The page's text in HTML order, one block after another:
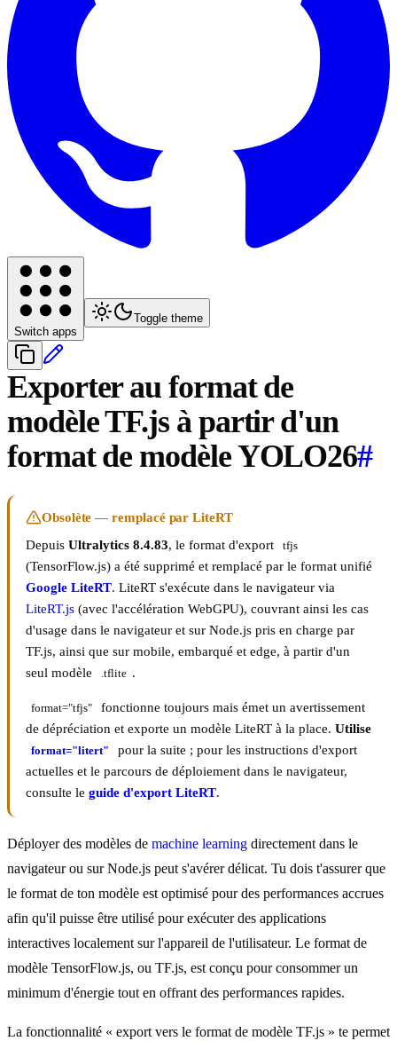
Switch apps
Toggle theme
Exporter au format de
modèle TF.js à partir d'un
format de modèle YOLO26#
Obsolète — remplacé par LiteRT
Depuis Ultralytics 8.4.83, le format d'export tfjs
(TensorFlow.js) a été supprimé et remplacé par le format unifié
Google LiteRT. LiteRT s'exécute dans le navigateur via
LiteRT.js (avec l'accélération WebGPU), couvrant ainsi les cas
d'usage dans le navigateur et sur Node.js pris en charge par
TF.js, ainsi que sur mobile, embarqué et edge, à partir d'un
seul modèle
.tflite .
format="tfjs"
fonctionne toujours mais émet un avertissement
de dépréciation et exporte un modèle LiteRT à la place. Utilise
format="litert"
pour la suite ; pour les instructions d'export
actuelles et le parcours de déploiement dans le navigateur,
consulte le guide d'export LiteRT.
Déployer des modèles de machine learning directement dans le
navigateur ou sur Node.js peut s'avérer délicat. Tu dois t'assurer que
le format de ton modèle est optimisé pour des performances accrues
afin qu'il puisse être utilisé pour exécuter des applications
interactives localement sur l'appareil de l'utilisateur. Le format de
modèle TensorFlow.js, ou TF.js, est conçu pour consommer un
minimum d'énergie tout en offrant des performances rapides.
La fonctionnalité « export vers le format de modèle TF.js » te permet